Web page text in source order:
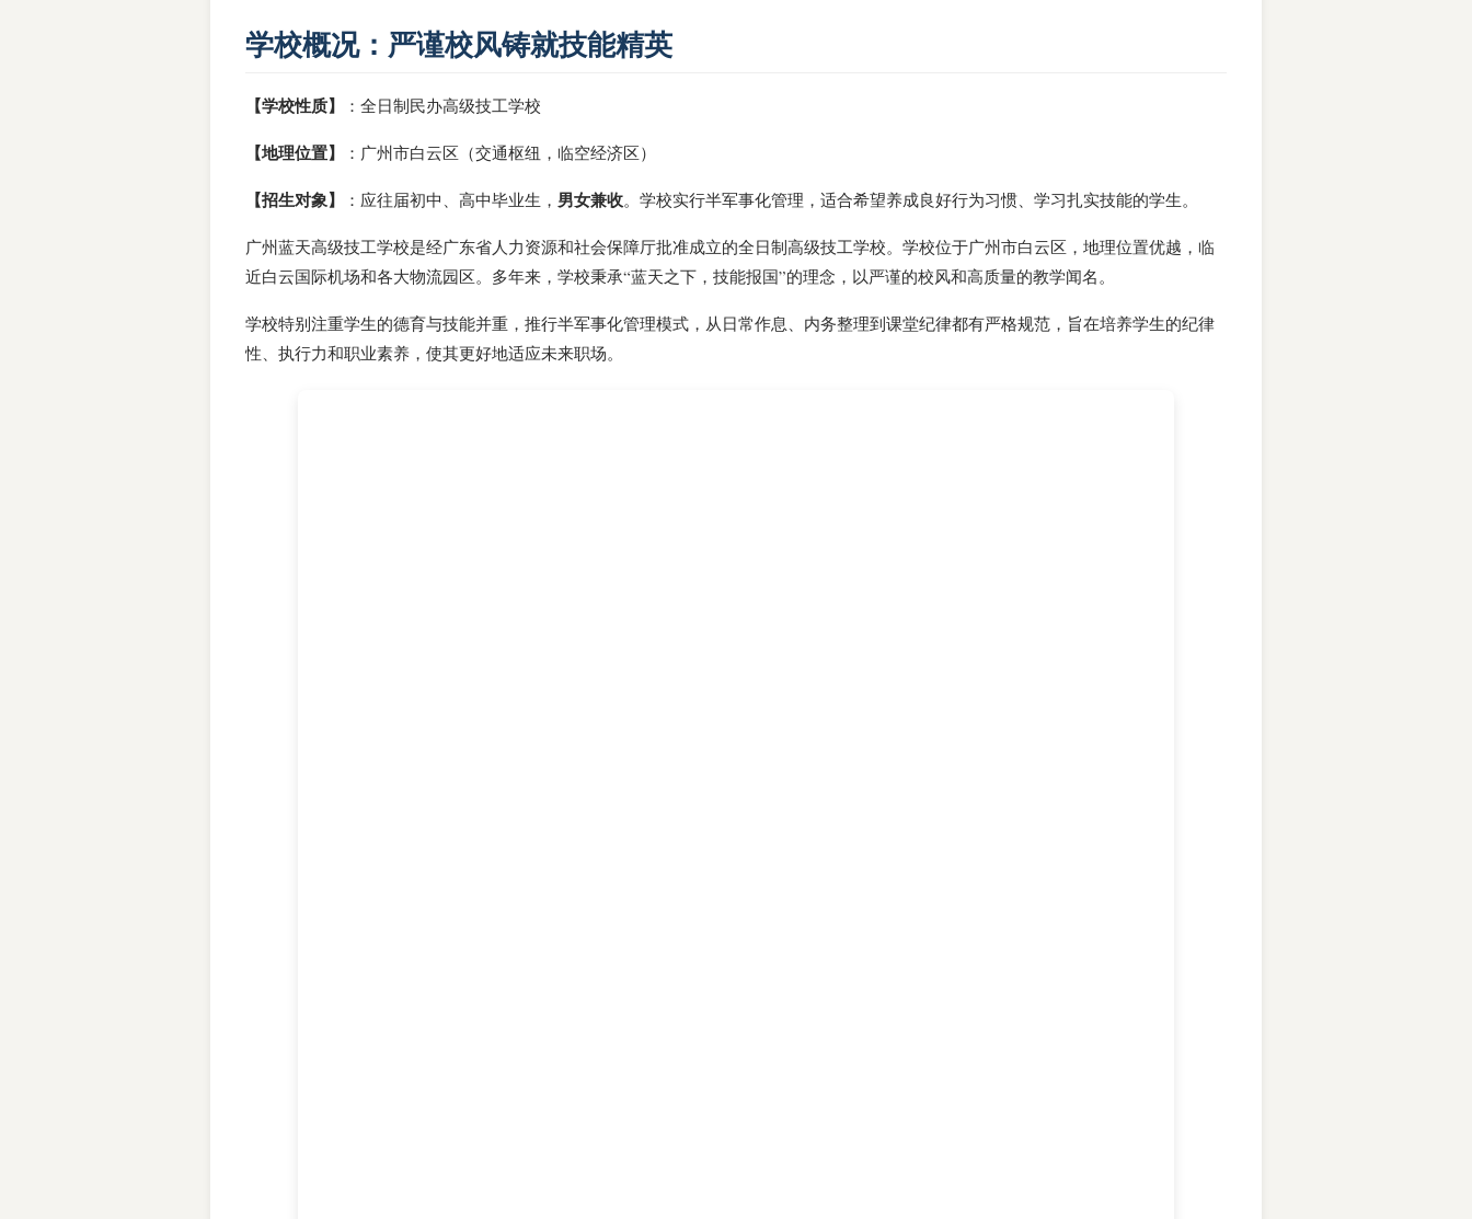
学校概况：严谨校风铸就技能精英
【学校性质】 ：全日制民办高级技工学校
【地理位置】 ：广州市白云区（交通枢纽，临空经济区）
【招生对象】 ：应往届初中、高中毕业生， 男女兼收。学校实行半军事化管理，适合希望养成良好行为习惯、学习扎实技能的学生。
广州蓝天高级技工学校是经广东省人力资源和社会保障厅批准成立的全日制高级技工学校。学校位于广州市白云区，地理位置优越，临
近白云国际机场和各大物流园区。多年来，学校秉承“蓝天之下，技能报国”的理念，以严谨的校风和高质量的教学闻名。
学校特别注重学生的德育与技能并重，推行半军事化管理模式，从日常作息、内务整理到课堂纪律都有严格规范，旨在培养学生的纪律
性、执行力和职业素养，使其更好地适应未来职场。